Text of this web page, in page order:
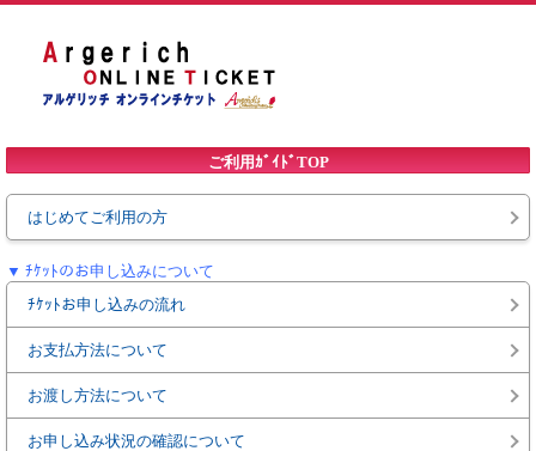
ご利用ｶﾞｲﾄﾞTOP
はじめてご利用の方
▼ ﾁｹｯﾄのお申し込みについて
ﾁｹｯﾄお申し込みの流れ
お支払方法について
お渡し方法について
お申し込み状況の確認について